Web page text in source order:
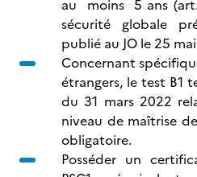
au moins 5 ans
sécurité globale
publié au JO le 25
Concernant
étrangers, le test B1
du 31 mars 2022
niveau de maîtrise
obligatoire.
Posséder un